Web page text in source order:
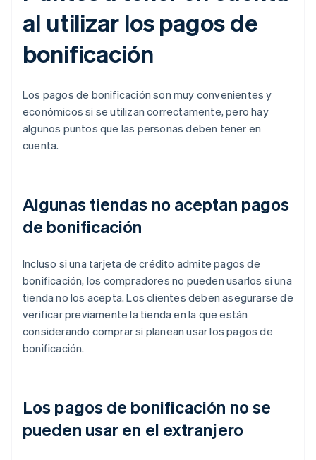
al utilizar los pagos de
bonificación
Los pagos de bonificación son muy convenientes y
económicos si se utilizan correctamente, pero hay
algunos puntos que las personas deben tener en
cuenta.
Algunas tiendas no aceptan pagos
de bonificación
Incluso si una tarjeta de crédito admite pagos de
bonificación, los compradores no pueden usarlos si una
tienda no los acepta. Los clientes deben asegurarse de
verificar previamente la tienda en la que están
considerando comprar si planean usar los pagos de
bonificación.
Los pagos de bonificación no se
pueden usar en el extranjero